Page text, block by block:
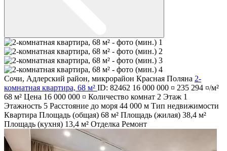
Сочи, Адлерский район, микрорайон Красная Поляна 2-
комнатная квартира, 68 м² ID: 82462 16 000 000 ¤ 235 294 ¤/м²
68 м² Цена 16 000 000 ¤ Количество комнат 2 Этаж 1
Этажность 5 Расстояние до моря 44 000 м Тип недвижимости
Квартира Площадь (общая) 68 м² Площадь (жилая) 38,4 м²
Площадь (кухня) 13,4 м² Отделка Ремонт